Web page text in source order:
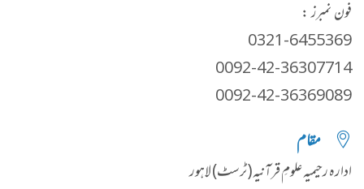
فون نمبرز :
0321-6455369
0092-42-36307714
0092-42-36369089
مقام
ادارہ رحیمیہ علومِ قرآنیہ(ٹرسٹ) لاہور